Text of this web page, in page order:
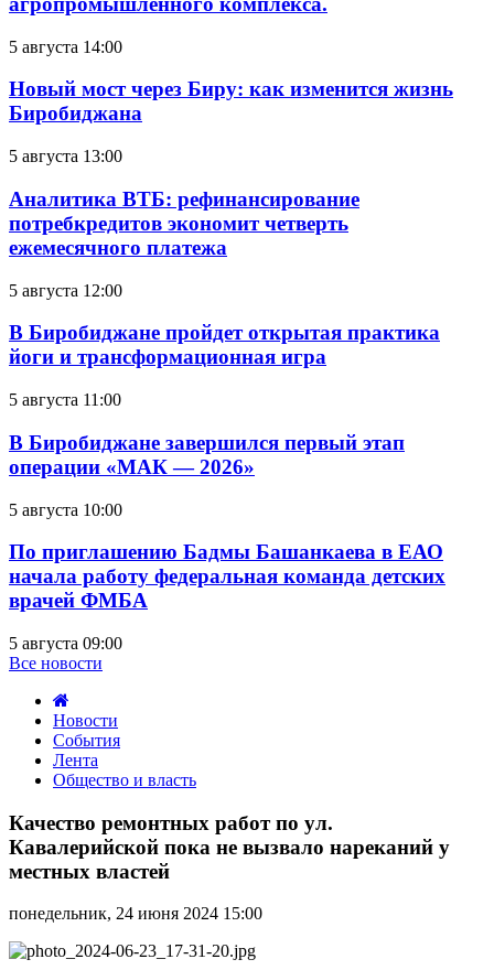
5 августа 14:00
Новый мост через Биру: как изменится жизнь
Биробиджана
5 августа 13:00
Аналитика ВТБ: рефинансирование
потребкредитов экономит четверть
ежемесячного платежа
5 августа 12:00
В Биробиджане пройдет открытая практика
йоги и трансформационная игра
5 августа 11:00
В Биробиджане завершился первый этап
операции «МАК — 2026»
5 августа 10:00
По приглашению Бадмы Башанкаева в ЕАО
начала работу федеральная команда детских
врачей ФМБА
5 августа 09:00
Все новости
Новости
События
Лента
Общество и власть
ремонтных
по
ул.
пока
вызвало
Качество ремонтных работ по ул.
Кавалерийской пока не вызвало нареканий у
местных властей
понедельник, 24 июня 2024 15:00